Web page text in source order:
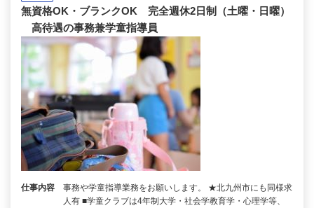
無資格OK・ブランクOK 完全週休2日制（土曜・日曜）
高待遇の事務兼学童指導員
仕事内容
事務や学童指導業務をお願いします。 ★北九州市にも同様求
人有 ■学童クラブは4年制大学・社会学教育学・心理学等、